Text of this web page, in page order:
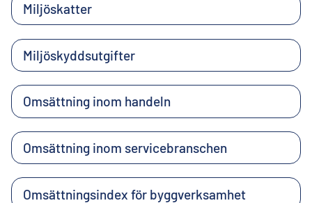
Miljöskatter
Miljöskyddsutgifter
Omsättning inom handeln
Omsättning inom servicebranschen
Omsättningsindex för byggverksamhet